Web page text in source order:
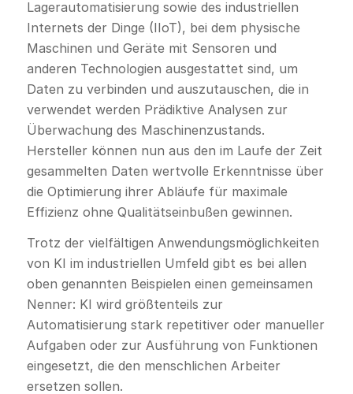
Lagerautomatisierung sowie des industriellen
Internets der Dinge (IIoT), bei dem physische
Maschinen und Geräte mit Sensoren und
anderen Technologien ausgestattet sind, um
Daten zu verbinden und auszutauschen, die in
verwendet werden Prädiktive Analysen zur
Überwachung des Maschinenzustands.
Hersteller können nun aus den im Laufe der Zeit
gesammelten Daten wertvolle Erkenntnisse über
die Optimierung ihrer Abläufe für maximale
Effizienz ohne Qualitätseinbußen gewinnen.
Trotz der vielfältigen Anwendungsmöglichkeiten
von KI im industriellen Umfeld gibt es bei allen
oben genannten Beispielen einen gemeinsamen
Nenner: KI wird größtenteils zur
Automatisierung stark repetitiver oder manueller
Aufgaben oder zur Ausführung von Funktionen
eingesetzt, die den menschlichen Arbeiter
ersetzen sollen.